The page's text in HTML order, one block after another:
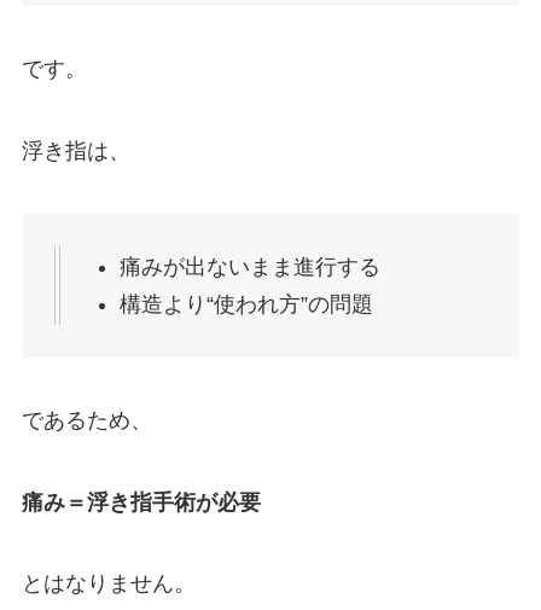
です。
浮き指は、
痛みが出ないまま進行する
構造より“使われ方”の問題
であるため、
痛み＝浮き指手術が必要
とはなりません。